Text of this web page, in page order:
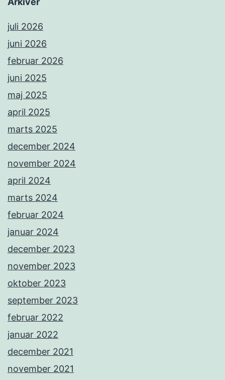
juli 2026
juni 2026
februar 2026
juni 2025
maj 2025
april 2025
marts 2025
december 2024
november 2024
april 2024
marts 2024
februar 2024
januar 2024
december 2023
november 2023
oktober 2023
september 2023
februar 2022
januar 2022
december 2021
november 2021